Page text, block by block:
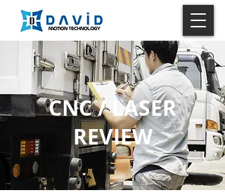
CNC / LASER
REVIEW